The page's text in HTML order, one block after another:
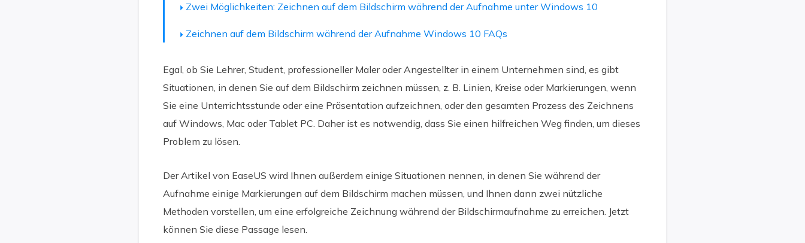
Zwei Möglichkeiten: Zeichnen auf dem Bildschirm während der Aufnahme unter Windows 10
Zeichnen auf dem Bildschirm während der Aufnahme Windows 10 FAQs
Egal, ob Sie Lehrer, Student, professioneller Maler oder Angestellter in einem Unternehmen sind, es gibt
Situationen, in denen Sie auf dem Bildschirm zeichnen müssen, z. B. Linien, Kreise oder Markierungen, wenn
Sie eine Unterrichtsstunde oder eine Präsentation aufzeichnen, oder den gesamten Prozess des Zeichnens
auf Windows, Mac oder Tablet PC. Daher ist es notwendig, dass Sie einen hilfreichen Weg finden, um dieses
Problem zu lösen.
Der Artikel von EaseUS wird Ihnen außerdem einige Situationen nennen, in denen Sie während der
Aufnahme einige Markierungen auf dem Bildschirm machen müssen, und Ihnen dann zwei nützliche
Methoden vorstellen, um eine erfolgreiche Zeichnung während der Bildschirmaufnahme zu erreichen. Jetzt
können Sie diese Passage lesen.